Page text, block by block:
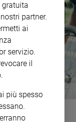
gratuita
partner.
ai
servizio.
il
più spesso